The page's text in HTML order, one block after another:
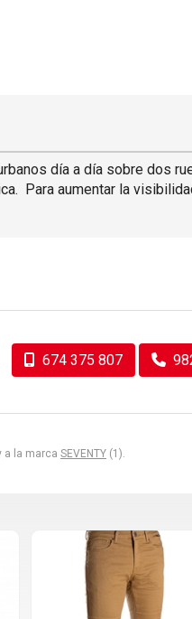
a la marca SEVENTY (1).
día a día sobre dos
Para aumentar la
674 375 807